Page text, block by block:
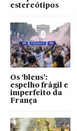
estereótipos
Os ‘bleus’:
espelho frágil e
imperfeito da
França